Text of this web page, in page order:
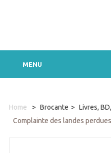
MENU
Home > Brocante > Livres,
Complainte des landes